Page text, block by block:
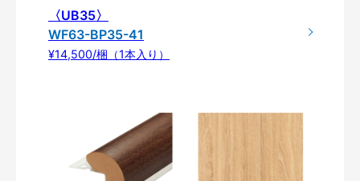
〈UB35〉
WF63-BP35-41
¥14,500/梱（1本入り）